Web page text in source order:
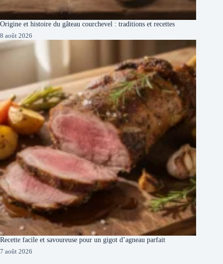
Origine et histoire du gâteau courchevel : traditions et recettes
8 août 2026
Recette facile et savoureuse pour un gigot d’agneau parfait
7 août 2026